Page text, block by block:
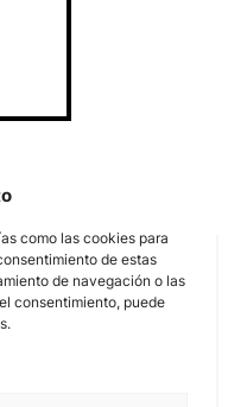
como las cookies para
de estas
de navegación o las
consentimiento, puede